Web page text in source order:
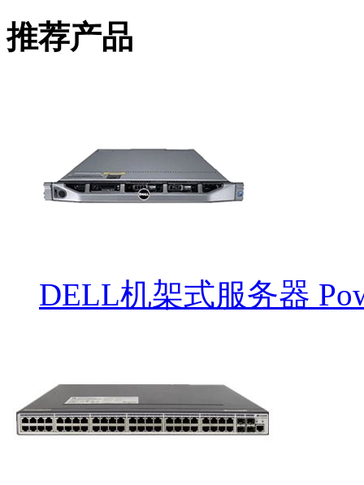
推荐产品
DELL机架式服务器